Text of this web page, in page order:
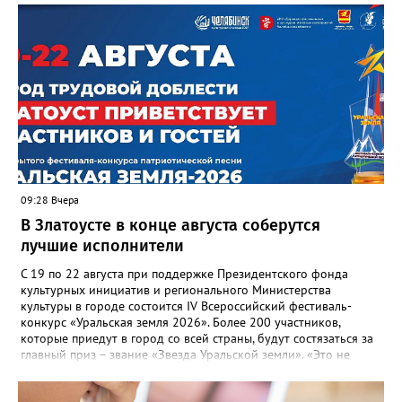
отметили и недочёты. «Например, управляющие компании
несвоевременно приняли меры для предотвращения
“перемерзания” общей домовой тепловой сети
многоквартирного дома, отсутствовало взаимодействие с
ресурсоснабжающей организацией, ЕДДС и иными службами»,
— сообщила начальник Главного управления ГЖИ Ирина
Настенко. В следующий раз, рекомендовали в
Госжилинспекции, службы должны действовать слаженно. И
оперативно делиться информацией со всеми
заинтересованными – от поставщика тепла до конечных
потребителей.
09:28 Вчера
В Златоусте в конце августа соберутся
лучшие исполнители
С 19 по 22 августа при поддержке Президентского фонда
культурных инициатив и регионального Министерства
культуры в городе состоится IV Всероссийский фестиваль-
конкурс «Уральская земля 2026». Более 200 участников,
которые приедут в город со всей страны, будут состязаться за
главный приз – звание «Звезда Уральской земли». «Это не
прослушивания участников, мастер-классы от ведущих